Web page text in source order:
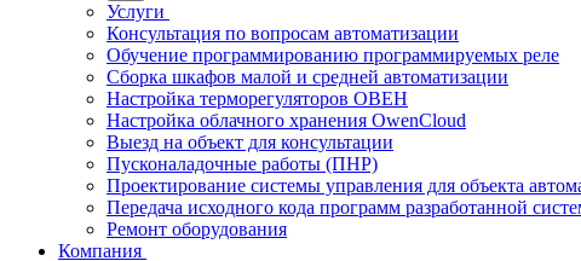
Услуги
Консультация по вопросам автоматизации
Обучение программированию программируемых реле
Сборка шкафов малой и средней автоматизации
Настройка терморегуляторов ОВЕН
Настройка облачного хранения OwenCloud
Выезд на объект для консультации
Пусконаладочные работы (ПНР)
Проектирование системы управления для объекта
Передача исходного кода программ разработанной
Ремонт оборудования
Компания